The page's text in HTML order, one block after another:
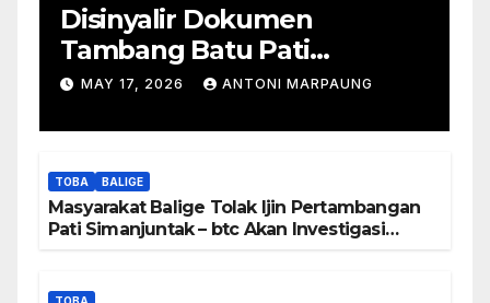
Disinyalir Dokumen
Tambang Batu Pati
Simanjuntak Palsu – Jerry
Berada Di DTA – Frengki
Pardede : Kami Tidak Miliki
Peta DTA – Tanda Tangan
Masyarakat Diduga
MAY 17, 2026 ANTONI MARPAUNG
TOBA BALIGE
Masyarakat Balige Tolak Ijin Pertambangan
Pati Simanjuntak – btc Akan Investigasi